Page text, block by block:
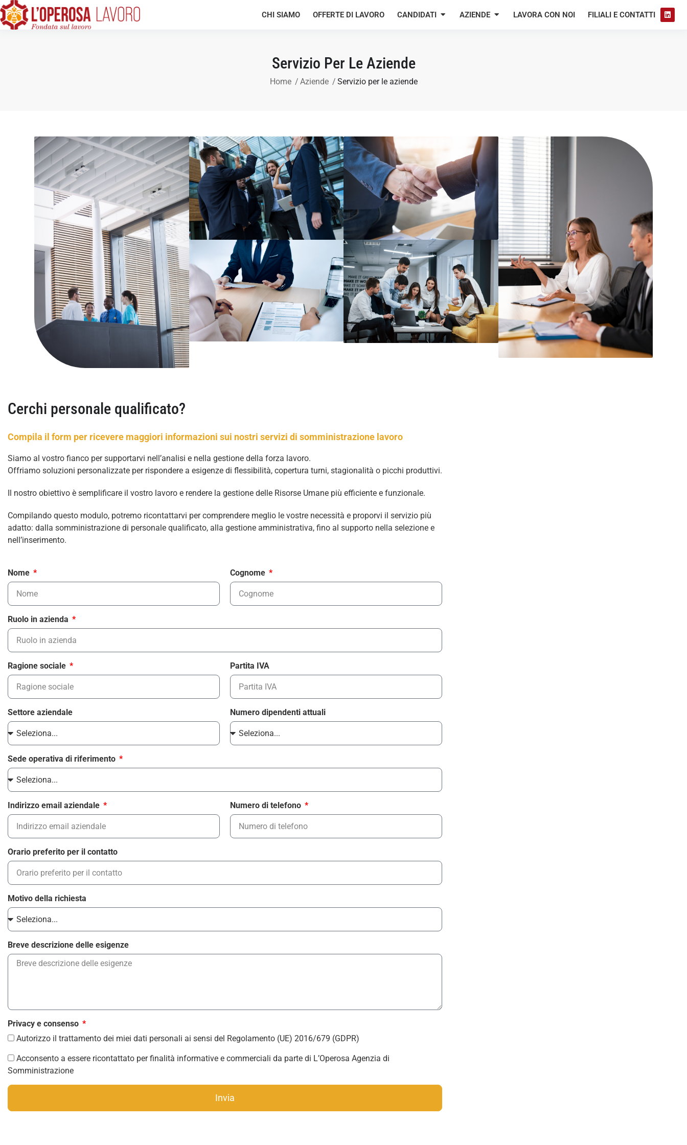
CHI SIAMO OFFERTE DI LAVORO CANDIDATI AZIENDE LAVORA CON NOI FILIALI E CONTATTI
Servizio Per Le Aziende
Home Aziende Servizio per le aziende
Cerchi personale qualificato?
Compila il form per ricevere maggiori informazioni sui nostri servizi di somministrazione lavoro
Siamo al vostro fianco per supportarvi nell’analisi e nella gestione della forza lavoro.
Offriamo soluzioni personalizzate per rispondere a esigenze di flessibilità, copertura turni, stagionalità o picchi produttivi.
Il nostro obiettivo è semplificare il vostro lavoro e rendere la gestione delle Risorse Umane più efficiente e funzionale.
Compilando questo modulo, potremo ricontattarvi per comprendere meglio le vostre necessità e proporvi il servizio più
adatto: dalla somministrazione di personale qualificato, alla gestione amministrativa, fino al supporto nella selezione e
nell’inserimento.
Nome Cognome
Ruolo in azienda
Ragione sociale Partita IVA
Settore aziendale Numero dipendenti attuali
Sede operativa di riferimento
Indirizzo email aziendale Numero di telefono
Orario preferito per il contatto
Motivo della richiesta
Breve descrizione delle esigenze
Privacy e consenso
Autorizzo il trattamento dei miei dati personali ai sensi del Regolamento (UE) 2016/679 (GDPR)
Acconsento a essere ricontattato per finalità informative e commerciali da parte di L’Operosa Agenzia di
Somministrazione
Invia